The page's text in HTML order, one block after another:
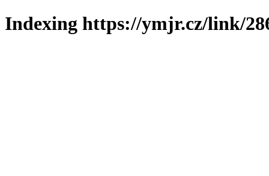
Indexing https://ymjr.cz/link/